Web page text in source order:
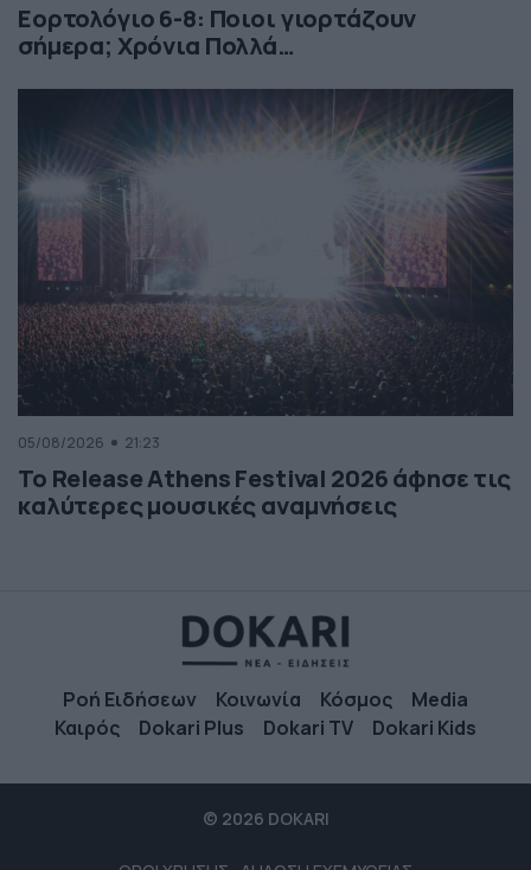
Εορτολόγιο 6-8: Ποιοι γιορτάζουν
σήμερα; Χρόνια Πολλά…
05/08/2026 21:23
Το Release Athens Festival 2026 άφησε τις
καλύτερες μουσικές αναμνήσεις
Ροή Ειδήσεων Κοινωνία Κόσμος
Media
Καιρός
Dokari Plus Dokari TV Dokari Kids
© 2026 DOKARI